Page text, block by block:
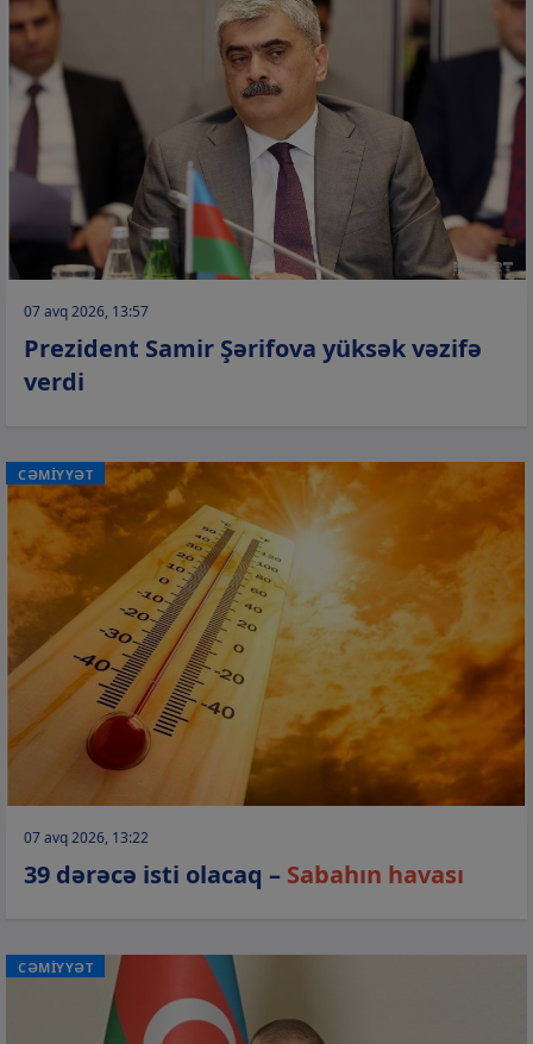
07 avq 2026, 13:57
Prezident Samir Şərifova yüksək vəzifə
verdi
CƏMİYYƏT
07 avq 2026, 13:22
39 dərəcə isti olacaq – Sabahın havası
CƏMİYYƏT